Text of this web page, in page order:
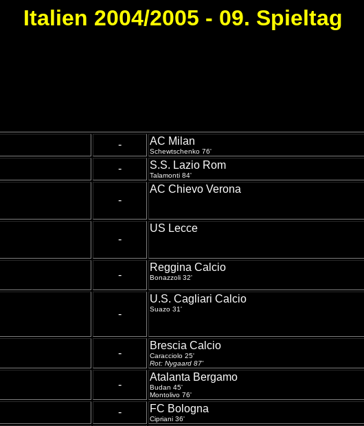
Italien 2004/2005 - 09. Spieltag
- AC Milan
Schewtschenko 76'
- S.S. Lazio Rom
Talamonti 84'
-
AC Chievo Verona
-
US Lecce
-
Reggina Calcio
Bonazzoli 32'
-
U.S. Cagliari Calcio
Suazo 31'
-
Brescia Calcio
Caracciolo 25'
Rot: Nygaard 87'
-
Atalanta Bergamo
Budan 45'
Montolivo 76'
- FC Bologna
Cipriani 36'